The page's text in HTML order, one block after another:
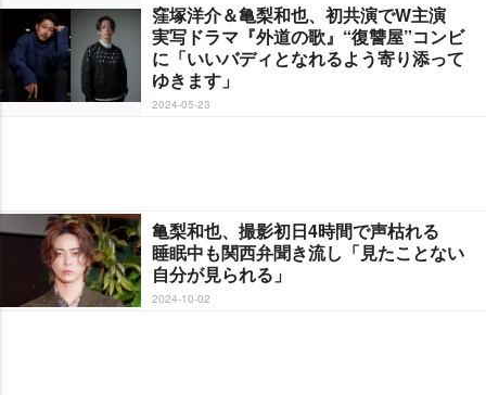
窪塚洋介＆亀梨和也、初共演でW主演
実写ドラマ『外道の歌』“復讐屋”コンビ
に「いいバディとなれるよう寄り添って
ゆきます」
2024-05-23
亀梨和也、撮影初日4時間で声枯れる
睡眠中も関西弁聞き流し「見たことない
自分が見られる」
2024-10-02